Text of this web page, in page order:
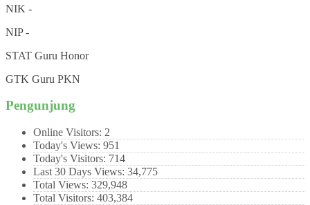
NIK -
NIP-
STAT Guru Honor
GTK Guru PKN
Pengunjung
Online Visitors: 2
Today's Views: 951
Today's Visitors: 714
Last 30 Days Views: 34,775
Total Views: 329,948
Total Visitors: 403,384